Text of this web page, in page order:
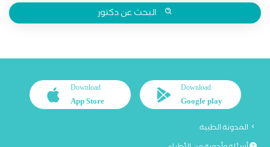
البحث عن دكتور
Download
Google play
Download
App Store
المدونة الطبية